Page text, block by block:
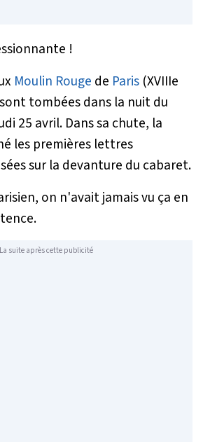
!
Moulin Rouge de Paris (XVIIIe
tombées dans la nuit du
25 avril. Dans sa chute, la
les premières lettres
sur la devanture du cabaret.
on n'avait jamais vu ça en
La suite après cette publicité